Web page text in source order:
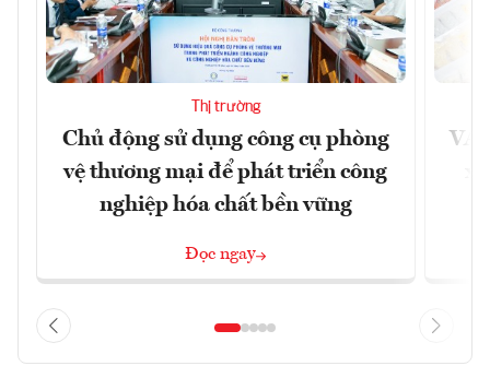
Thị trường
Chủ động sử dụng công cụ phòng
vệ thương mại để phát triển công
nghiệp hóa chất bền vững
Đọc ngay